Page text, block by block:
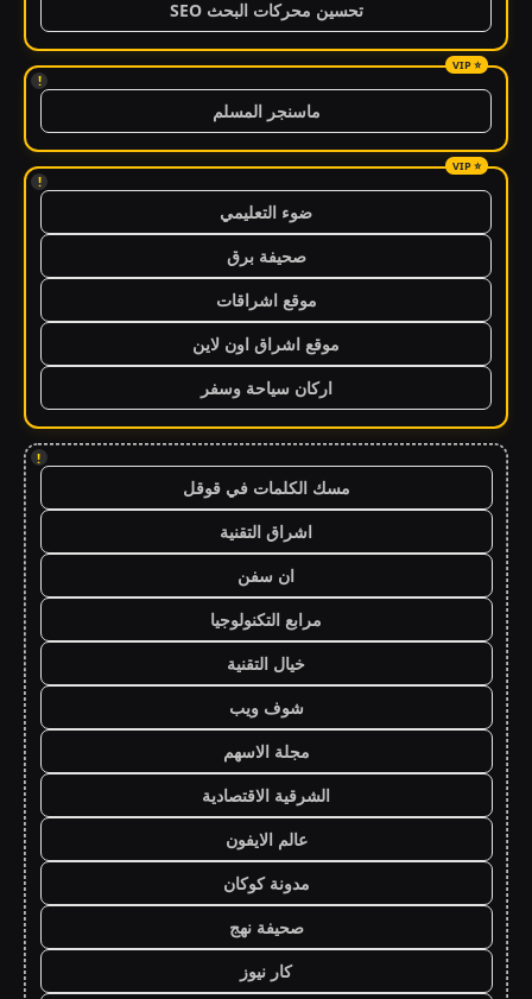
تحسين محركات البحث SEO
!
ماسنجر المسلم
!
ضوء التعليمي
صحيفة برق
موقع اشراقات
موقع اشراق اون لاين
اركان سياحة وسفر
!
مسك الكلمات في قوقل
اشراق التقنية
ان سفن
مرابع التكنولوجيا
خيال التقنية
شوف ويب
مجلة الاسهم
الشرقية الاقتصادية
عالم الايفون
مدونة كوكان
صحيفة نهج
كار نيوز